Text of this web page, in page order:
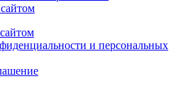
и персональных